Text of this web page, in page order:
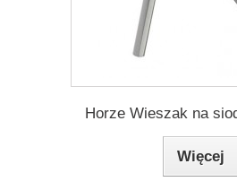
Horze Wieszak na
Więcej